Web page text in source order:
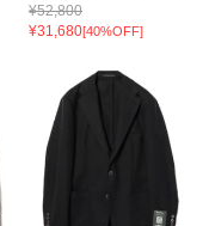
¥52,800
¥31,680[40%OFF]